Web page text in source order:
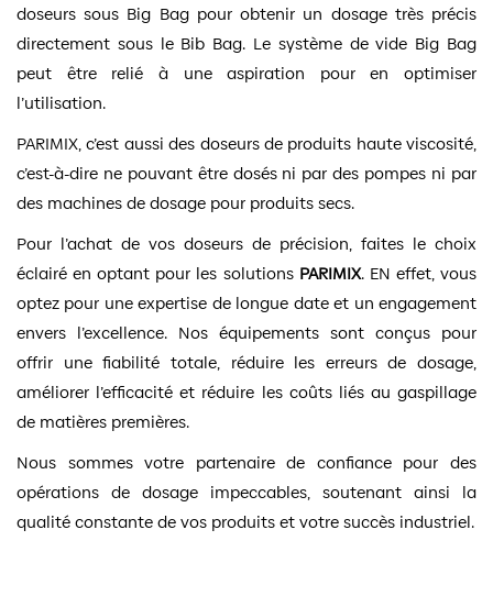
doseurs sous Big Bag pour obtenir un dosage très précis
directement sous le Bib Bag. Le système de vide Big Bag
peut être relié à une aspiration pour en optimiser
l’utilisation.
PARIMIX, c’est aussi des doseurs de produits haute viscosité,
c’est-à-dire ne pouvant être dosés ni par des pompes ni par
des machines de dosage pour produits secs.
Pour l’achat de vos doseurs de précision, faites le choix
éclairé en optant pour les solutions PARIMIX. EN effet, vous
optez pour une expertise de longue date et un engagement
envers l’excellence. Nos équipements sont conçus pour
offrir une fiabilité totale, réduire les erreurs de dosage,
améliorer l’efficacité et réduire les coûts liés au gaspillage
de matières premières.
Nous sommes votre partenaire de confiance pour des
opérations de dosage impeccables, soutenant ainsi la
qualité constante de vos produits et votre succès industriel.